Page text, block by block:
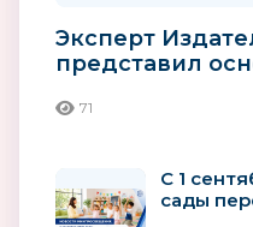
Эксперт
представил
жизни...
71
С 1
сады